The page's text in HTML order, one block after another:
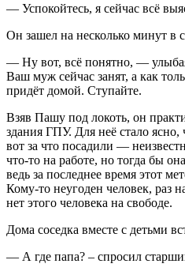
— Успокойтесь, я сейчас всё
Он зашел на несколько минут в
— Ну вот, всё понятно, —
Ваш муж сейчас занят, а как
придёт домой. Ступайте.
Взяв Пашу под локоть, он
здания ГПУ. Для неё стало ясно,
вот за что посадили —
что-то на работе, но тогда бы
ведь за последнее время этот
Кому-то неугоден человек, раз
нет этого человека на свободе.
Дома соседка вместе с детьми
— А где папа? – спросил